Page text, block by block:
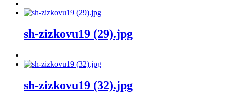
sh-zizkovu19 (29).jpg
sh-zizkovu19 (32).jpg